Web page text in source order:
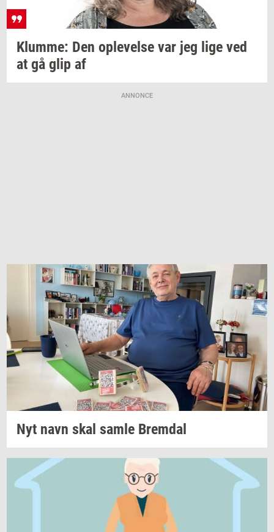
Klum­me: Den op­le­vel­se var jeg lige ved
at gå glip af
ANNONCE
Nyt navn skal samle Brem­dal